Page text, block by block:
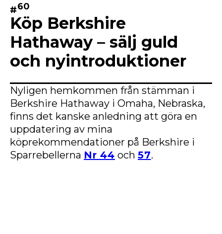
#60
Köp Berkshire
Hathaway – sälj guld
och nyintroduktioner
Nyligen hemkommen från stämman i
Berkshire Hathaway i Omaha, Nebraska,
finns det kanske anledning att göra en
uppdatering av mina
köprekommendationer på Berkshire i
Sparrebellerna Nr 44 och 57.